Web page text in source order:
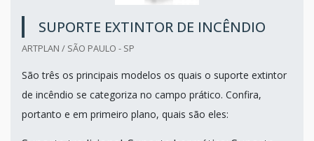
SUPORTE EXTINTOR DE INCÊNDIO
ARTPLAN / SÃO PAULO - SP
São três os principais modelos os quais o suporte extintor
de incêndio se categoriza no campo prático. Confira,
portanto e em primeiro plano, quais são eles: